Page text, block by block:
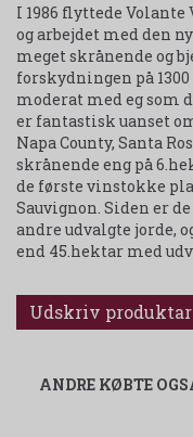
I 1986 flyttede
og arbejdet med den
meget skrånende og
forskydningen på
moderat med eg som
er fantastisk uanset
Napa County, Santa
skrånende eng på
de første vinstokke
Sauvignon. Siden er
andre udvalgte jorde,
end 45.hektar med
Udskriv
ANDRE KØBTE